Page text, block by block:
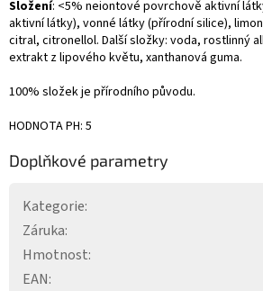
Složení: <5% neiontové povrchově aktivní
aktivní látky), vonné látky (přírodní silice),
citral, citronellol. Další složky: voda, rostlinný
extrakt z lipového květu, xanthanová guma.
100% složek je přírodního původu.
HODNOTA PH: 5
Doplňkové parametry
Kategorie:
Záruka:
Hmotnost:
EAN: